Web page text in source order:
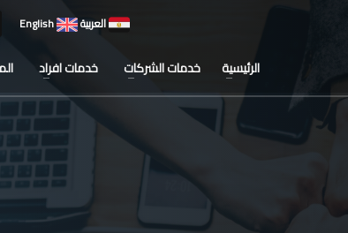
العربية English
الرئيسية خدمات الشركات خدمات افراد